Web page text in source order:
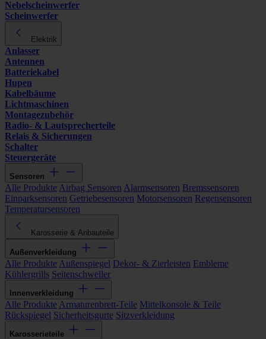
Nebelscheinwerfer
Scheinwerfer
Elektrik
Anlasser
Antennen
Batteriekabel
Hupen
Kabelbäume
Lichtmaschinen
Montagezubehör
Radio- & Lautsprecherteile
Relais & Sicherungen
Schalter
Steuergeräte
Sensoren
Alle Produkte Airbag Sensoren Alarmsensoren Bremssensoren
Einparksensoren Getriebesensoren Motorsensoren Regensensoren
Temperatursensoren
Karosserie & Anbauteile
Außenverkleidung
Alle Produkte Außenspiegel Dekor- & Zierleisten Embleme
Kühlergrills Seitenschweller
Innenverkleidung
Alle Produkte Armaturenbrett-Teile Mittelkonsole & Teile
Rückspiegel Sicherheitsgurte Sitzverkleidung
Karosserieteile